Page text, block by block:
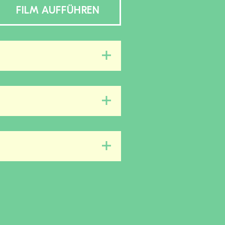
FILM AUFFÜHREN